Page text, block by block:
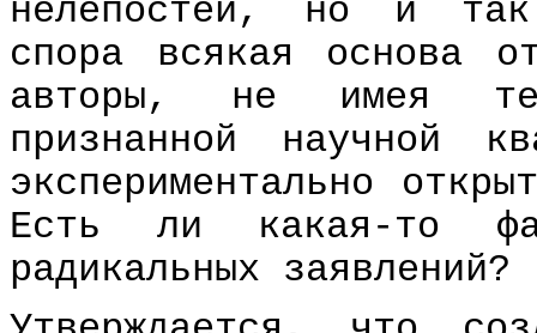
нелепостей, но и
спора всякая основа
авторы, не имея
признанной научной
экспериментально
Есть ли какая-то
радикальных заявлений?